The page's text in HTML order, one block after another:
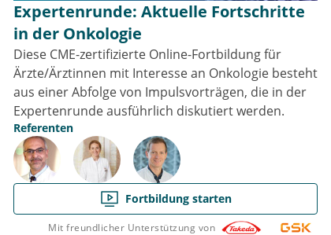
Expertenrunde: Aktuelle Fortschritte
in der Onkologie
Diese CME-zertifizierte Online-Fortbildung für
Ärzte/Ärztinnen mit Interesse an Onkologie besteht
aus einer Abfolge von Impulsvorträgen, die in der
Expertenrunde ausführlich diskutiert werden.
Referenten
Fortbildung starten
Mit freundlicher Unterstützung von